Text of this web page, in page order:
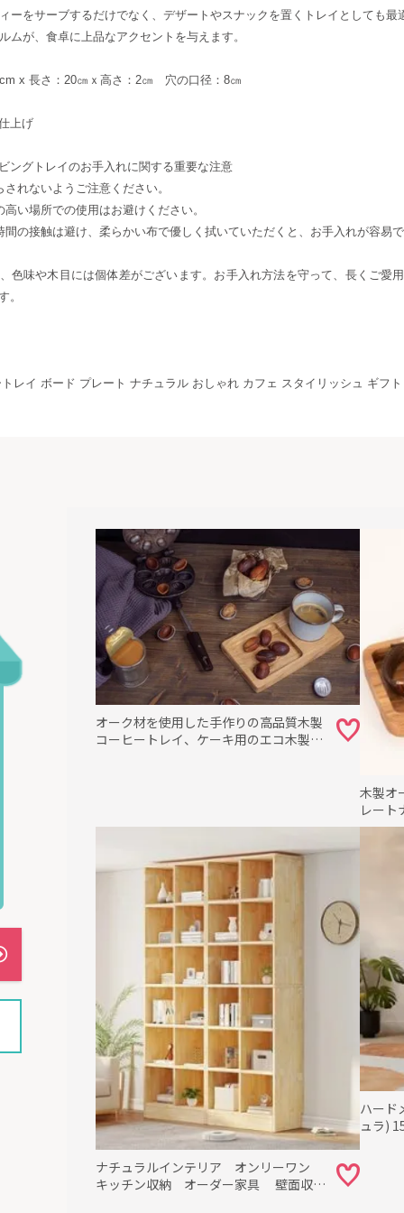
ーをサーブするだけでなく、デザートやスナックを置くトレイとしても
ムが、食卓に上品なアクセントを与えます。
x 長さ：20㎝ｘ高さ：2㎝ 穴の口径：8㎝
上げ
ングトレイのお手入れに関する重要な注意
されないようご注意ください。
高い場所での使用はお避けください。
間の接触は避け、柔らかい布で優しく拭いていただくと、お手入れが容易
色味や木目には個体差がございます。お手入れ方法を守って、長くご愛
。
レイ ボード プレート ナチュラル おしゃれ カフェ スタイリッシュ ギフ
オーク材を使用した手作りの高品質木製
コーヒートレイ、ケーキ用のエコ木製ト
木製オ
レート
セサリ
ナチュラルインテリア オンリーワン
キッチン収納 オーダー家具 壁面収納
ハー
ュラ)